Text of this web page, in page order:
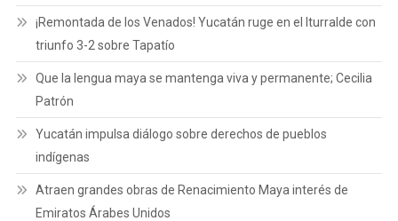
¡Remontada de los Venados! Yucatán ruge en el Iturralde con
triunfo 3-2 sobre Tapatío
Que la lengua maya se mantenga viva y permanente; Cecilia
Patrón
Yucatán impulsa diálogo sobre derechos de pueblos
indígenas
Atraen grandes obras de Renacimiento Maya interés de
Emiratos Árabes Unidos